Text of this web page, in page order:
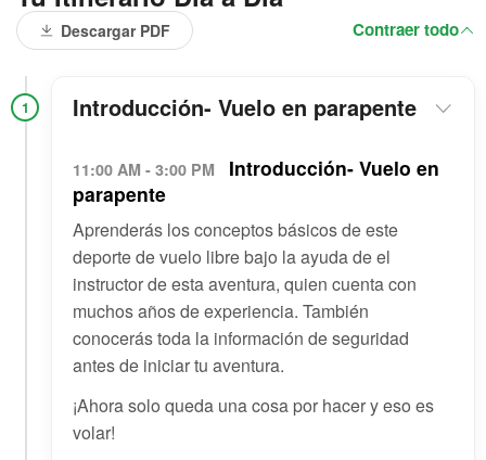
Descargar PDF Contraer todo
1 Introducción- Vuelo en parapente
11:00 AM - 3:00 PM
Introducción- Vuelo en
parapente
Aprenderás los conceptos básicos de este
deporte de vuelo libre bajo la ayuda de el
instructor de esta aventura, quien cuenta con
muchos años de experiencia. También
conocerás toda la información de seguridad
antes de iniciar tu aventura.
¡Ahora solo queda una cosa por hacer y eso es
volar!